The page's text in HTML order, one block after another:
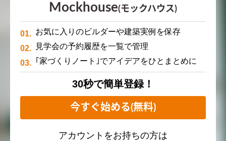
Mockhouse(モックハウス)
お気に入りのビルダーや建築実例を保存
見学会の予約履歴を一覧で管理
｢家づくりノート｣でアイデアをひとまとめに
30秒で簡単登録！
今すぐ始める(無料)
アカウントをお持ちの方は